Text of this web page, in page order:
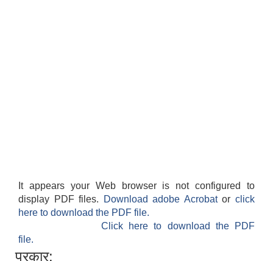
It appears your Web browser is not configured to
display PDF files.
Download adobe Acrobatorclick
here to download the PDF file.
Click here to download the PDF
file.
प्रकार: